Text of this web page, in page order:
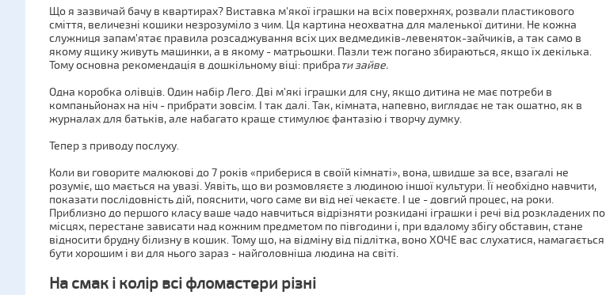
Що я зазвичай бачу в квартирах? Виставка м'якої іграшки на всіх поверхнях, розвали пластикового
сміття, величезні кошики незрозуміло з чим. Ця картина неохватна для маленької дитини. Не кожна
служниця запам'ятає правила розсаджування всіх цих ведмедиків-левеняток-зайчиків, а так само в
якому ящику живуть машинки, а в якому - матрьошки. Пазли теж погано збираються, якщо їх декілька.
Тому основна рекомендація в дошкільному віці: прибрати зайве.
Одна коробка олівців. Один набір Лего. Дві м'які іграшки для сну, якщо дитина не має потреби в
компаньйонах на ніч - прибрати зовсім. І так далі. Так, кімната, напевно, виглядає не так ошатно, як в
журналах для батьків, але набагато краще стимулює фантазію і творчу думку.
Тепер з приводу послуху.
Коли ви говорите малюкові до 7 років «приберися в своїй кімнаті», вона, швидше за все, взагалі не
розуміє, що мається на увазі. Уявіть, що ви розмовляєте з людиною іншої культури. Її необхідно навчити,
показати послідовність дій, пояснити, чого саме ви від неї чекаєте. І це - довгий процес, на роки.
Приблизно до першого класу ваше чадо навчиться відрізняти розкидані іграшки і речі від розкладених по
місцях, перестане зависати над кожним предметом по півгодини і, при вдалому збігу обставин, стане
відносити брудну білизну в кошик. Тому що, на відміну від підлітка, воно ХОЧЕ вас слухатися, намагається
бути хорошим і ви для нього зараз - найголовніша людина на світі.
На смак і колір всі фломастери різні